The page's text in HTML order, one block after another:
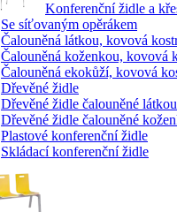
Konferenční židle a
Se síťovaným opěrákem
Čalouněná látkou, kovová
Čalouněná koženkou, kovová
Čalouněná ekokůží, kovová
Dřevěné židle
Dřevěné židle čalouněné látkou
Dřevěné židle čalouněné
Plastové konferenční židle
Skládací konferenční židle